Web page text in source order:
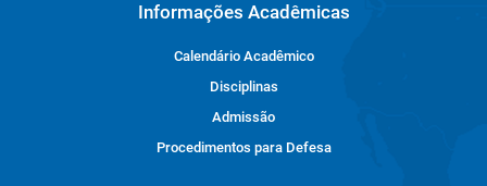
Informações Acadêmicas
Calendário Acadêmico
Disciplinas
Admissão
Procedimentos para Defesa